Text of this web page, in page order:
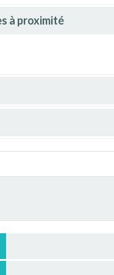
à proximité